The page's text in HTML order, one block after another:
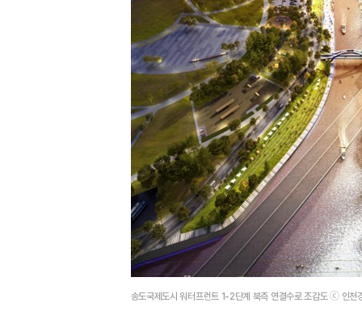
송도국제도시 워터프런트 1-2단계 북측 연결수로 조감도 ⓒ 인천